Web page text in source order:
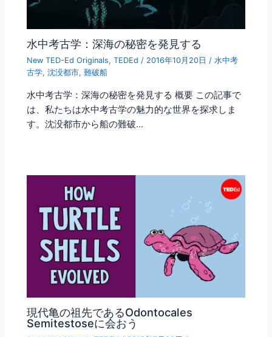
水中考古学：深海の秘密を発見する
New TED-Ed Originals,TEDEd / 2016年10月20日/水中考
古学,沈没都市,難破船
水中考古学：深海の秘密を発見する 概要 この記事で
は、私たちは水中考古学の魅力的な世界を探求しま
す。沈没都市から船の難破…
現代亀の祖先であるOdontocales
Semitestoseに会おう